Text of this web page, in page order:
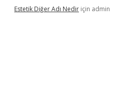
Estetik Diğer Adı Nedir için admin